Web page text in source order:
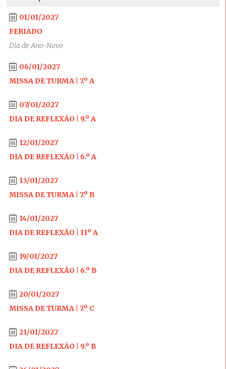
01/01/2027
FERIADO
Dia de Ano-Novo
06/01/2027
MISSA DE TURMA | 7.º A
07/01/2027
DIA DE REFLEXÃO | 9.º A
12/01/2027
DIA DE REFLEXÃO | 6.º A
13/01/2027
MISSA DE TURMA | 7.º B
14/01/2027
DIA DE REFLEXÃO | 11º A
19/01/2027
DIA DE REFLEXÃO | 6.º B
20/01/2027
MISSA DE TURMA | 7.º C
21/01/2027
DIA DE REFLEXÃO | 9.º B